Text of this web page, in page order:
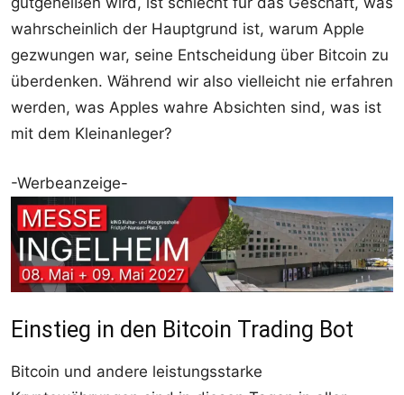
wahrscheinlich der Hauptgrund ist, warum Apple
gezwungen war, seine Entscheidung über Bitcoin zu
überdenken. Während wir also vielleicht nie erfahren
werden, was Apples wahre Absichten sind, was ist
mit dem Kleinanleger?
-Werbeanzeige-
Einstieg in den Bitcoin Trading Bot
Bitcoin und andere leistungsstarke